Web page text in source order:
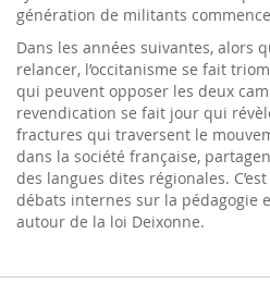
génération de militants
Dans les années suivantes, alors
relancer, l’occitanisme se fait
qui peuvent opposer les deux
revendication se fait jour qui
fractures qui traversent le
dans la société française,
des langues dites régionales.
débats internes sur la pédagogie
autour de la loi Deixonne.